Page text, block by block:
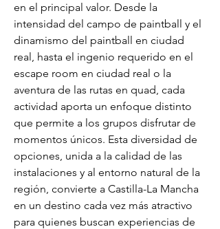
en el principal valor. Desde la
intensidad del campo de paintball y el
dinamismo del paintball en ciudad
real, hasta el ingenio requerido en el
escape room en ciudad real o la
aventura de las rutas en quad, cada
actividad aporta un enfoque distinto
que permite a los grupos disfrutar de
momentos únicos. Esta diversidad de
opciones, unida a la calidad de las
instalaciones y al entorno natural de la
región, convierte a Castilla-La Mancha
en un destino cada vez más atractivo
para quienes buscan experiencias de